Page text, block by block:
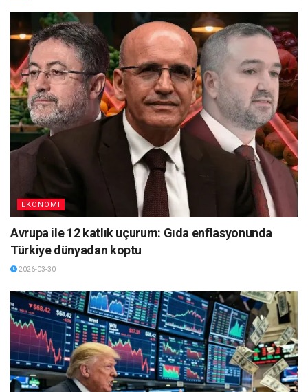
EKONOMI
Avrupa ile 12 katlık uçurum: Gıda enflasyonunda
Türkiye dünyadan koptu
2026-03-30